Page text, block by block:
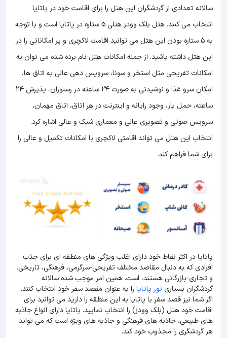
سالانه تعدادی از گردشگران این هتل را برای اقامت خود در پاتایا
انتخاب می کنند. هتل بلک وودز هتلی 5 ستاره در پاتایا است و با توجه
به 5 ستاره بودن این هتل
می توانید اقامت لاکچری و پر امکاناتی را در
این هتل داشته باشید. از جمله امکانات هتل نام برده شده می توان به
امکانات تفریحی مثل استخر و سونا، سرویس دهی عالی به اتاق ها،
امکان سرو غذا و نوشیدنی به صورت 24 ساعته در رستوران، پذیرش 24
ساعته، حمل بار، وجود رایانه و اینترنت در هر اتاق، اتاق مهمان،
سرویس صوتی و تصویری عالی و معماری شیک و عالی اشاره کرد.
انتخاب این هتل می تواند اقامتی لاکچری با امکانات تکمیل و عالی را
برای شما فراهم کند.
پاتایا در اکثر نقاط خود دارای اغلب ویژگی های منطقه ای برای جذب
افرادی که به دنبال مقاصد مختلف تفریحی-سرگرمی، فرهنگی، تاریخی،
و تجاری-بازرگانی هستند، است. همین امر موجب شده سالانه
گردشگران بسیاریتور پاتایا را به عنوان مقصد سفر خود انتخاب کنند.
اگر شما نیز قصد سفر با پاتایا به این منطقه را دارید می توانید برای
اقامت خود هتل (بلک وودز) را انتخاب نمایید. پاتایا دارای انواع جاذبه
های طبیعی، جاذبه های فرهنگی و جاذبه های ویژه است که می تواند
هر گردشگری را مجذوب خود کند.